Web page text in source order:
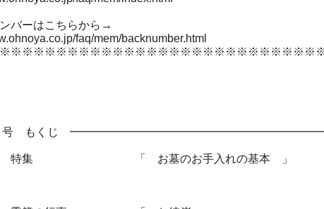
バーはこちらから→
faq/mem/backnumber.html
号 もくじ
特集 「 お墓のお手入れの基本 」